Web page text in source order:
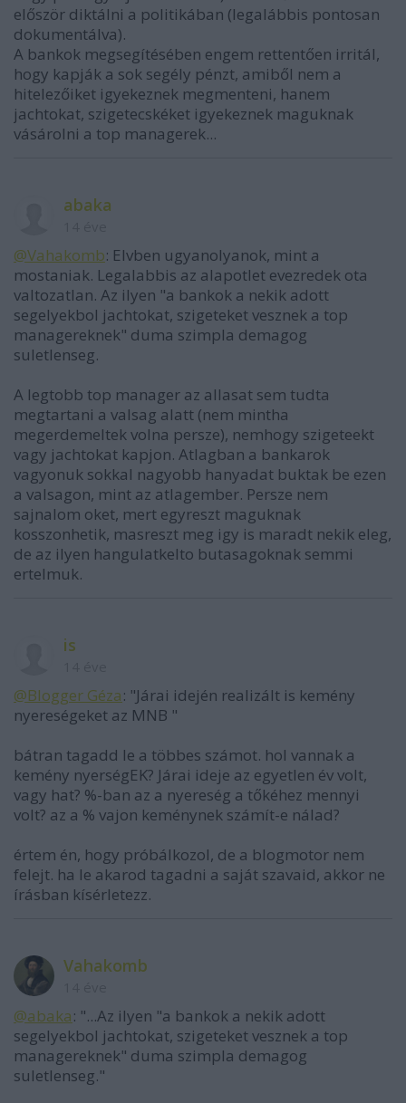
először diktálni a politikában (legalábbis pontosan
dokumentálva).
A bankok megsegítésében engem rettentően irritál,
hogy kapják a sok segély pénzt, amiből nem a
hitelezőiket igyekeznek megmenteni, hanem
jachtokat, szigetecskéket igyekeznek maguknak
vásárolni a top managerek...
abaka
@Vahakomb: Elvben ugyanolyanok, mint a
mostaniak. Legalabbis az alapotlet evezredek ota
valtozatlan. Az ilyen "a bankok a nekik adott
segelyekbol jachtokat, szigeteket vesznek a top
managereknek" duma szimpla demagog
suletlenseg.
A legtobb top manager az allasat sem tudta
megtartani a valsag alatt (nem mintha
megerdemeltek volna persze), nemhogy szigeteekt
vagy jachtokat kapjon. Atlagban a bankarok
vagyonuk sokkal nagyobb hanyadat buktak be ezen
a valsagon, mint az atlagember. Persze nem
sajnalom oket, mert egyreszt maguknak
kosszonhetik, masreszt meg igy is maradt nekik eleg,
de az ilyen hangulatkelto butasagoknak semmi
ertelmuk.
is
@Blogger Géza: "Járai idején realizált is kemény
nyereségeket az MNB "
bátran tagadd le a többes számot. hol vannak a
kemény nyerségEK? Járai ideje az egyetlen év volt,
vagy hat? %-ban az a nyereség a tőkéhez mennyi
volt? az a % vajon keménynek számít-e nálad?
értem én, hogy próbálkozol, de a blogmotor nem
felejt. ha le akarod tagadni a saját szavaid, akkor ne
írásban kísérletezz.
Vahakomb
@abaka: "...Az ilyen "a bankok a nekik adott
segelyekbol jachtokat, szigeteket vesznek a top
managereknek" duma szimpla demagog
suletlenseg."